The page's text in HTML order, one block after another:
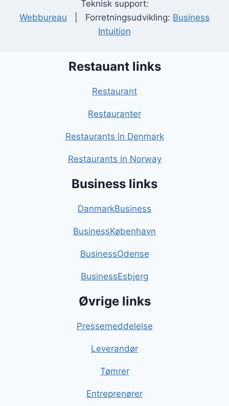
Teknisk support:
Webbureau | Forretningsudvikling: Business
Intuition
Restauant links
Restaurant
Restauranter
Restaurants in Denmark
Restaurants in Norway
Business links
DanmarkBusiness
BusinessKøbenhavn
BusinessOdense
BusinessEsbjerg
Øvrige links
Pressemeddelelse
Leverandør
Tømrer
Entreprenører